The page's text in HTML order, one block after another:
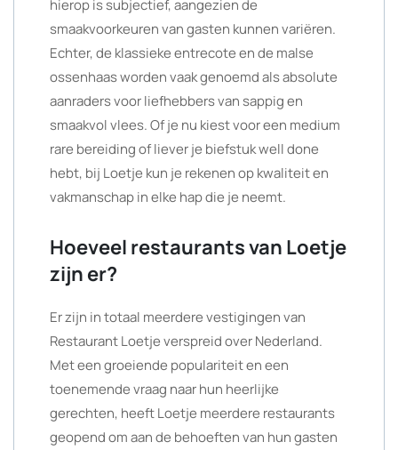
hierop is subjectief, aangezien de
smaakvoorkeuren van gasten kunnen variëren.
Echter, de klassieke entrecote en de malse
ossenhaas worden vaak genoemd als absolute
aanraders voor liefhebbers van sappig en
smaakvol vlees. Of je nu kiest voor een medium
rare bereiding of liever je biefstuk well done
hebt, bij Loetje kun je rekenen op kwaliteit en
vakmanschap in elke hap die je neemt.
Hoeveel restaurants van Loetje
zijn er?
Er zijn in totaal meerdere vestigingen van
Restaurant Loetje verspreid over Nederland.
Met een groeiende populariteit en een
toenemende vraag naar hun heerlijke
gerechten, heeft Loetje meerdere restaurants
geopend om aan de behoeften van hun gasten